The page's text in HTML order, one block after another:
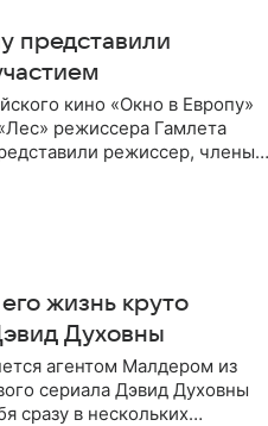
представили
кино «Окно в Европу»
режиссера Гамлета
режиссер, члены
жизнь круто
Духовны
агентом Малдером из
сериала Дэвид Духовны
сразу в нескольких